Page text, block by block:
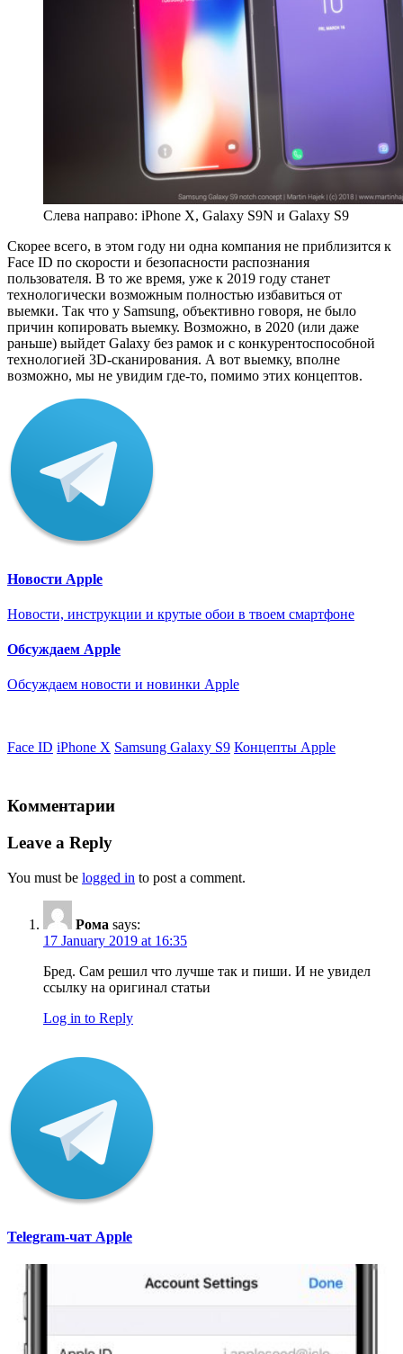
Слева направо: iPhone X, Galaxy S9N и Galaxy S9
Скорее всего, в этом году ни одна компания не приблизится к
Face ID по скорости и безопасности распознания
пользователя. В то же время, уже к 2019 году станет
технологически возможным полностью избавиться от
выемки. Так что у Samsung, объективно говоря, не было
причин копировать выемку. Возможно, в 2020 (или даже
раньше) выйдет Galaxy без рамок и с конкурентоспособной
технологией 3D-сканирования. А вот выемку, вполне
возможно, мы не увидим где-то, помимо этих концептов.
Новости Apple
Новости, инструкции и крутые обои в твоем смартфоне
Обсуждаем Apple
Обсуждаем новости и новинки Apple
Face ID iPhone X Samsung Galaxy S9 Концепты Apple
Комментарии
Leave a Reply
You must be logged in to post a comment.
Рома says:
17 January 2019 at 16:35
Бред. Сам решил что лучше так и пиши. И не увидел
ссылку на оригинал статьи
Log in to Reply
Telegram-чат Apple